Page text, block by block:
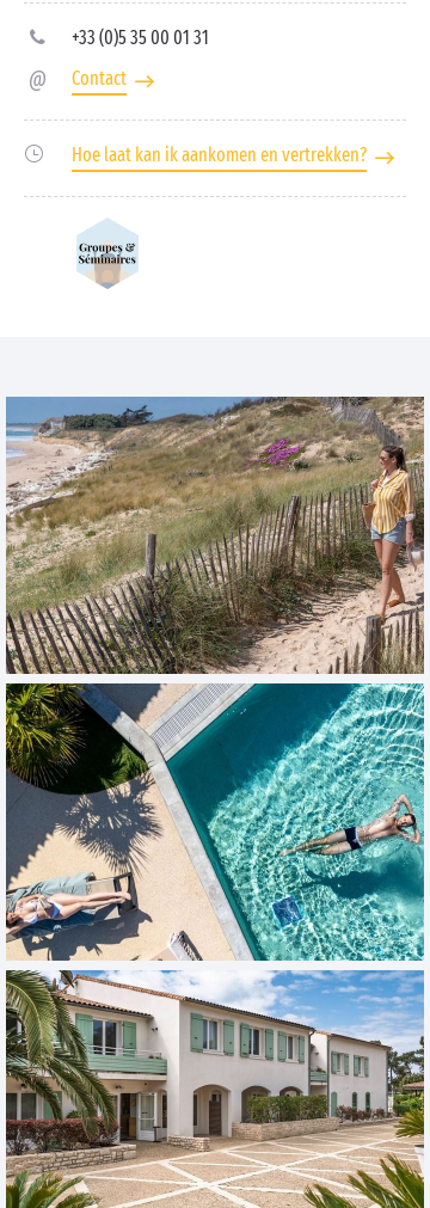
+33 (0)5 35 00 01 31
Contact
Hoe laat kan ik aankomen en vertrekken?